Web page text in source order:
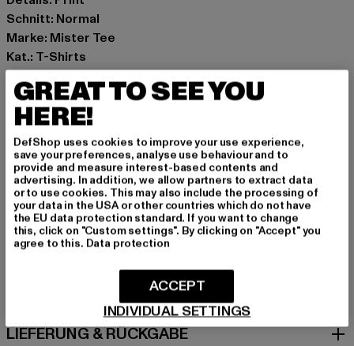
Schnitt: Normal
Marke: Mister Tee
Kat.: T-Shirts
Farbe: schwarz
Hersteller Farbe: black
Materialzusammensetzung: 100% Baumwolle
Hersteller: TB International GmbH |info@tbint.de
Dr.-Robert-Murjahn-Straße 7 | 64372 Ober-Ramstadt |
DE
PFLEGEHINWEISE
LIEFERUNG & RÜCKGABE
GREAT TO SEE YOU
HERE!
DefShop uses cookies to improve your use experience,
save your preferences, analyse use behaviour and to
provide and measure interest-based contents and
advertising. In addition, we allow partners to extract data
or to use cookies. This may also include the processing of
your data in the USA or other countries which do not have
the EU data protection standard. If you want to change
this, click on "Custom settings". By clicking on "Accept" you
agree to this. Data protection
INDIVIDUAL SETTINGS
ACCEPT